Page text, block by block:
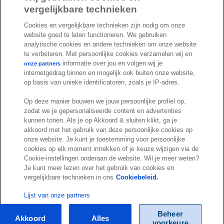
c
o
o
k
n
d
I
n
u
u
b
e
n
s
t
a
g
r
a
m
S
p
o
t
i
f
y
© Exact 2026
Cookie statement
Cookie settings
Marketing preferences
Disclaimer
Site conditions
Terms & conditions
vergelijkbare technieken
Cookies en vergelijkbare technieken zijn nodig om onze
website goed te laten functioneren. We gebruiken
analytische cookies en andere technieken om onze website
te verbeteren. Met persoonlijke cookies verzamelen wij en
onze partners informatie over jou en volgen wij je
internetgedrag binnen en mogelijk ook buiten onze website,
op basis van unieke identificatoren, zoals je IP-adres.
Op deze manier bouwen we jouw persoonlijke profiel op,
zodat we je gepersonaliseerde content en advertenties
kunnen tonen. Als je op Akkoord & sluiten klikt, ga je
akkoord met het gebruik van deze persoonlijke cookies op
onze website. Je kunt je toestemming voor persoonlijke
cookies op elk moment intrekken of je keuze wijzigen via de
Cookie-instellingen onderaan de website. Wil je meer weten?
Je kunt meer lezen over het gebruik van cookies en
vergelijkbare technieken in ons Cookiebeleid.
Lijst van onze partners
Beheer
Alles
Akkoord